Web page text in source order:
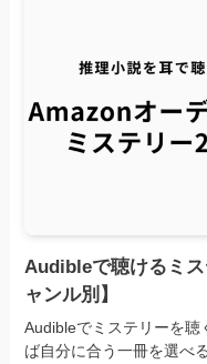
Audibleで聴けるミ
ャンル別】
Audibleでミステリーを
ば自分に合う一冊を選べ